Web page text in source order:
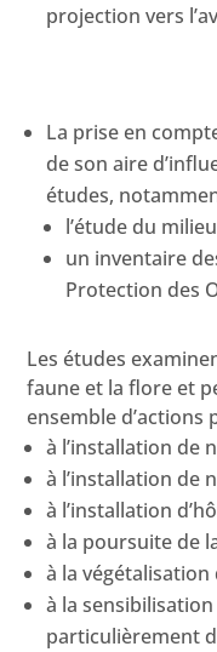
projection vers
La prise en
de son aire
études,
l’étude du
un inventaire
Protection des
Les études
faune et la flore et
ensemble d’actions
à l’installation de
à l’installation de
à l’installation
à la poursuite de
à la
à la
particulièrement